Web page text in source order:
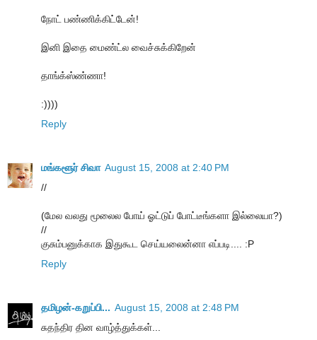
நோட் பண்ணிக்கிட்டேன்!
இனி இதை மைண்ட்ல வைச்சுக்கிறேன்
தாங்க்ஸ்ண்ணா!
:))))
Reply
மங்களூர் சிவா August 15, 2008 at 2:40 PM
//
(மேல வலது மூலைல போய் ஓட்டுப் போட்டீங்களா இல்லையா?)
//
குசும்பனுக்காக இதுகூட செய்யலைன்னா எப்படி.... :P
Reply
தமிழன்-கறுப்பி... August 15, 2008 at 2:48 PM
சுதந்திர தின வாழ்த்துக்கள்...